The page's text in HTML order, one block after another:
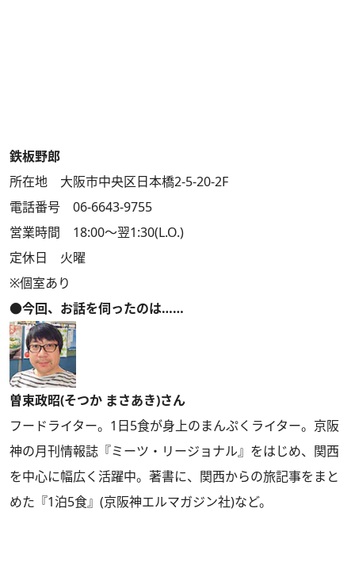
鉄板野郎
所在地 大阪市中央区日本橋2-5-20-2F
電話番号 06-6643-9755
営業時間 18:00～翌1:30(L.O.)
定休日 火曜
※個室あり
●今回、お話を伺ったのは……
曽束政昭(そつか まさあき)さん
フードライター。1日5食が身上のまんぷくライター。京阪
神の月刊情報誌『ミーツ・リージョナル』をはじめ、関西
を中心に幅広く活躍中。著書に、関西からの旅記事をまと
めた『1泊5食』(京阪神エルマガジン社)など。